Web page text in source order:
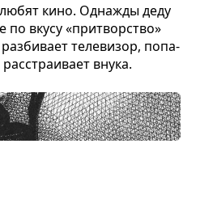
кино. Одна­жды деду
по вкусу «при­твор­ство»
теле­ви­зор, попа­
внука.